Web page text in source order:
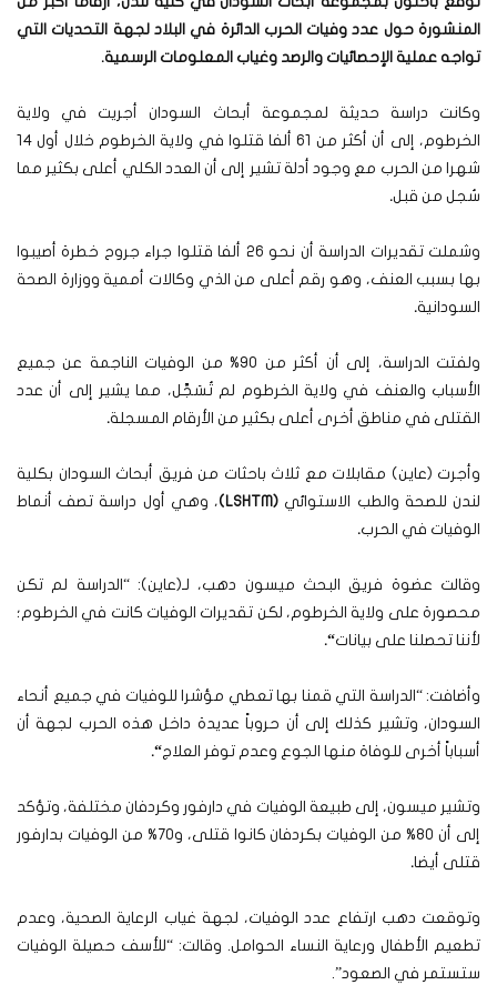
المنشورة حول عدد وفيات الحرب الدائرة في البلاد لجهة التحديات التي
تواجه عملية الإحصائيات والرصد وغياب المعلومات الرسمية.
وكانت دراسة حديثة لمجموعة أبحاث السودان أجريت في ولاية
الخرطوم، إلى أن أكثر من 61 ألفا قتلوا في ولاية الخرطوم خلال أول 14
شهرا من الحرب مع وجود أدلة تشير إلى أن العدد الكلي أعلى بكثير مما
سُجل من قبل.
وشملت تقديرات الدراسة أن نحو 26 ألفا قتلوا جراء جروح خطرة أصيبوا
بها بسبب العنف، وهو رقم أعلى من الذي وكالات أممية ووزارة الصحة
السودانية.
ولفتت الدراسة، إلى أن أكثر من 90% من الوفيات الناجمة عن جميع
الأسباب والعنف في ولاية الخرطوم لم تُسَجَّل، مما يشير إلى أن عدد
القتلى في مناطق أخرى أعلى بكثير من الأرقام المسجلة.
وأجرت (عاين) مقابلات مع ثلاث باحثات من فريق أبحاث السودان بكلية
لندن للصحة والطب الاستوائي (LSHTM)
، وهي أول دراسة تصف أنماط
الوفيات في الحرب.
وقالت عضوة فريق البحث ميسون دهب، لـ(عاين): “الدراسة لم تكن
محصورة على ولاية الخرطوم، لكن تقديرات الوفيات كانت في الخرطوم؛
لأننا تحصلنا على بيانات“.
وأضافت: “الدراسة التي قمنا بها تعطي مؤشرا للوفيات في جميع أنحاء
السودان، وتشير كذلك إلى أن حروباً عديدة داخل هذه الحرب لجهة أن
أسباباً أخرى للوفاة منها الجوع وعدم توفر العلاج“.
وتشير ميسون، إلى طبيعة الوفيات في دارفور وكردفان مختلفة، وتؤكد
إلى أن 80% من الوفيات بكردفان كانوا قتلى، و70% من الوفيات بدارفور
قتلى أيضا.
وتوقعت دهب ارتفاع عدد الوفيات، لجهة غياب الرعاية الصحية، وعدم
تطعيم الأطفال ورعاية النساء الحوامل. وقالت: “للأسف حصيلة الوفيات
ستستمر في الصعود”.